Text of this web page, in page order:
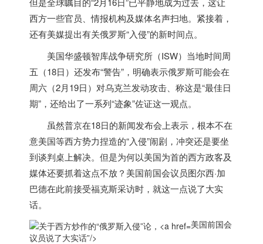
西方一些官员、情报机构及媒体名声扫地。紧接着，
还有美媒提出有关俄罗斯“入侵”的新时间点。
美国华盛顿智库战争研究所（ISW）当地时间周
五（18日）还发布“警告”，明确表示俄罗斯可能会在
周六（2月19日）对乌克兰发动攻击、称这是“最佳日
期”，还给出了一系列“迹象”佐证这一观点。
虽然普京在18日的新闻发布会上表示，根本不在
意美国等西方势力捏造的“入侵”闹剧，冲突还是要坐
到谈判桌上解决。但是为何以美国为首的西方政客及
媒体还要抓着这点不放？ 美国前国会议员图尔西·加
巴德在此前接受福克斯采访时，就这一点说了大实
话。
美国前国会
议员说了大实话”/>